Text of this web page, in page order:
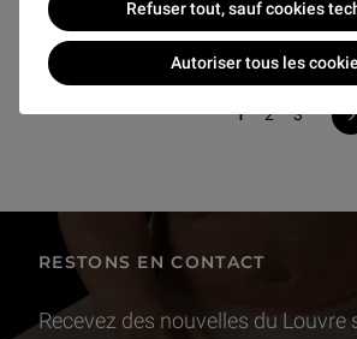
Refuser tout, sauf cookies
Autoriser tous les
Joconde
1 2 3
RESTONS EN CONTACT
Recevez des nouvelles du Louvre